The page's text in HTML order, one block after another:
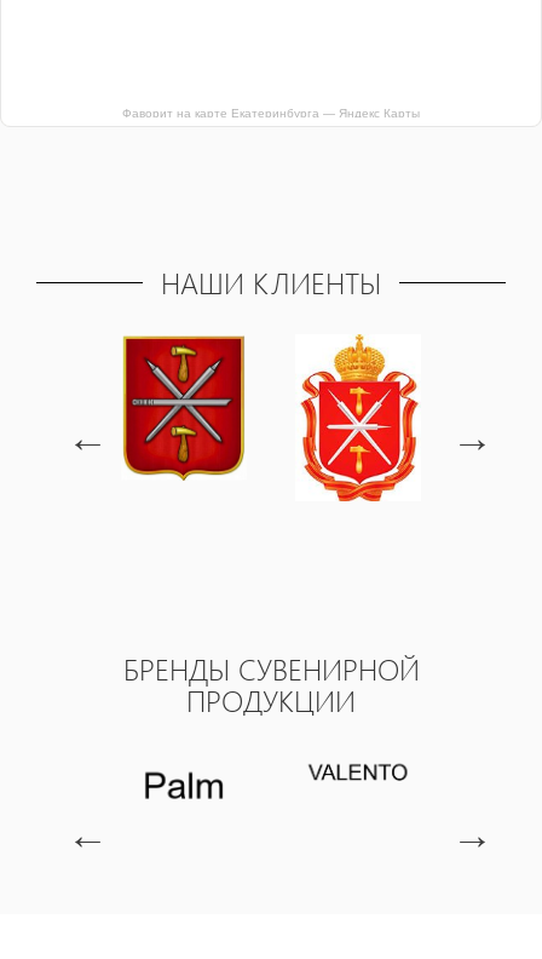
Фаворит на карте Екатеринбурга — Яндекс Карты
НАШИ КЛИЕНТЫ
БРЕНДЫ СУВЕНИРНОЙ
ПРОДУКЦИИ